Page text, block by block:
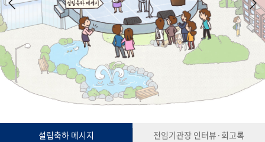
사진 아카이브 문서 기록물 행정박물 영상 기록물
50+1 주년 기념
성과 50선 숫자로 보는 50년 50
주년 광장
세계와 함께 한 KIHASA
VR 역사관
설립축하 메시지
전임기관장 인터뷰·회고록